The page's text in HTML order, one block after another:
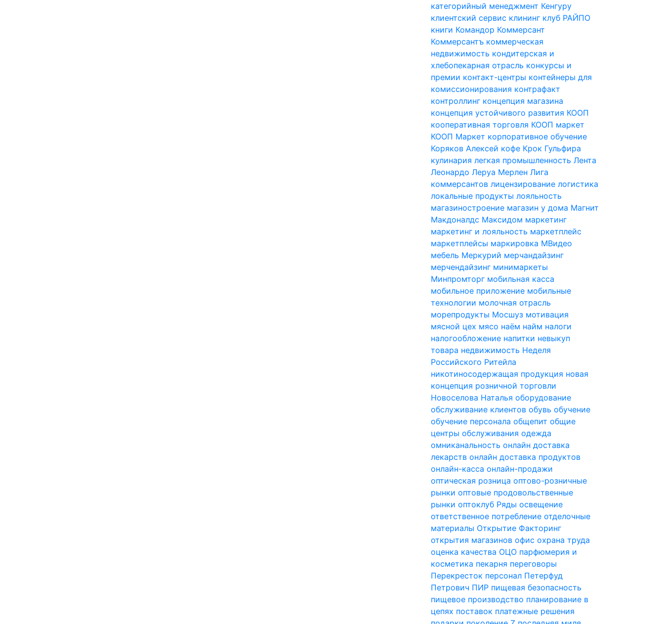
категорийный менеджмент Кенгуру
клиентский сервис клининг клуб РАЙПО
книги Командор Коммерсант
Коммерсантъ коммерческая
недвижимость кондитерская и
хлебопекарная отрасль конкурсы и
премии контакт-центры контейнеры для
комиссионирования контрафакт
контроллинг концепция магазина
концепция устойчивого развития КООП
кооперативная торговля КООП маркет
КООП Маркет корпоративное обучение
Коряков Алексей кофе Крок Гульфира
кулинария легкая промышленность Лента
Леонардо Леруа Мерлен Лига
коммерсантов лицензирование логистика
локальные продукты лояльность
магазиностроение магазин у дома Магнит
Макдоналдс Максидом маркетинг
маркетинг и лояльность маркетплейс
маркетплейсы маркировка МВидео
мебель Меркурий мерчандайзинг
мерчендайзинг минимаркеты
Минпромторг мобильная касса
мобильное приложение мобильные
технологии молочная отрасль
морепродукты Мосшуз мотивация
мясной цех мясо наём найм налоги
налогообложение напитки невыкуп
товара недвижимость Неделя
Российского Ритейла
никотиносодержащая продукция новая
концепция розничной торговли
Новоселова Наталья оборудование
обслуживание клиентов обувь обучение
обучение персонала общепит общие
центры обслуживания одежда
омниканальность онлайн доставка
лекарств онлайн доставка продуктов
онлайн-касса онлайн-продажи
оптическая розница оптово-розничные
рынки оптовые продовольственные
рынки оптоклуб Ряды освещение
ответственное потребление отделочные
материалы Открытие Факторинг
открытия магазинов офис охрана труда
оценка качества ОЦО парфюмерия и
косметика пекарня переговоры
Перекресток персонал Петерфуд
Петрович ПИР пищевая безопасность
пищевое производство планирование в
цепях поставок платежные решения